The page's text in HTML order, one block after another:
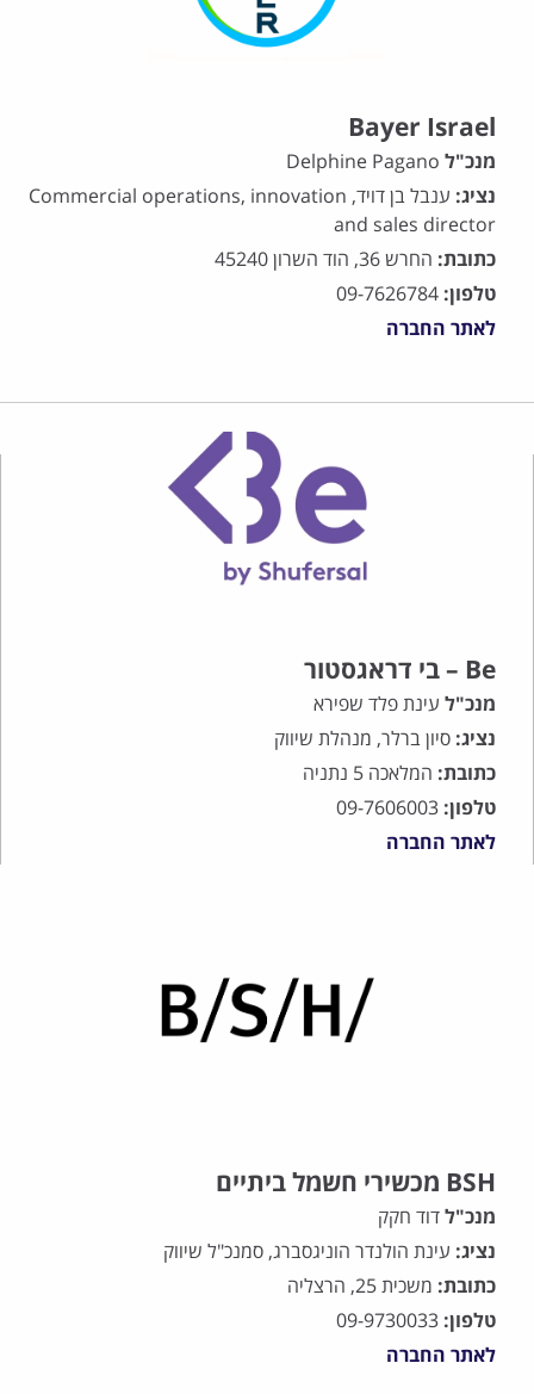
Bayer Israel
מנכ"ל Delphine Pagano
נציג:
ענבל בן דויד, Commercial operations, innovation
and sales director
כתובת: החרש 36, הוד השרון 45240
טלפון: 09-7626784
לאתר החברה
Be – בי דראגסטור
מנכ"ל עינת פלד שפירא
נציג: סיון ברלר, מנהלת שיווק
כתובת: המלאכה 5 נתניה
טלפון: 09-7606003
לאתר החברה
BSH מכשירי חשמל ביתיים
מנכ"ל דוד חקק
נציג: עינת הולנדר הוניגסברג, סמנכ"ל שיווק
כתובת: משכית 25, הרצליה
טלפון: 09-9730033
לאתר החברה